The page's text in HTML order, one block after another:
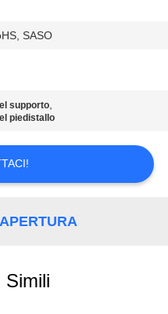
SASO
supporto,
piedistallo
Simili